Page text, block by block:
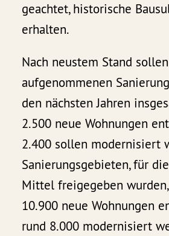
geachtet, historische
erhalten.
Nach neustem Stand
aufgenommenen
den nächsten Jahren
2.500 neue Wohnungen
2.400 sollen modernisiert
Sanierungsgebieten, für
Mittel freigegeben
10.900 neue Wohnungen
rund 8.000 modernisiert